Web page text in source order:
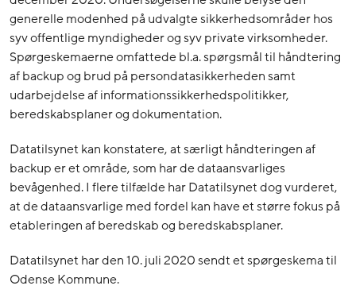
generelle modenhed på udvalgte sikkerhedsområder hos
syv offentlige myndigheder og syv private virksomheder.
Spørgeskemaerne omfattede bl.a. spørgsmål til håndtering
af backup og brud på persondatasikkerheden samt
udarbejdelse af informationssikkerhedspolitikker,
beredskabsplaner og dokumentation.
Datatilsynet kan konstatere, at særligt håndteringen af
backup er et område, som har de dataansvarliges
bevågenhed. I flere tilfælde har Datatilsynet dog vurderet,
at de dataansvarlige med fordel kan have et større fokus på
etableringen af beredskab og beredskabsplaner.
Datatilsynet har den 10. juli 2020 sendt et spørgeskema til
Odense Kommune.